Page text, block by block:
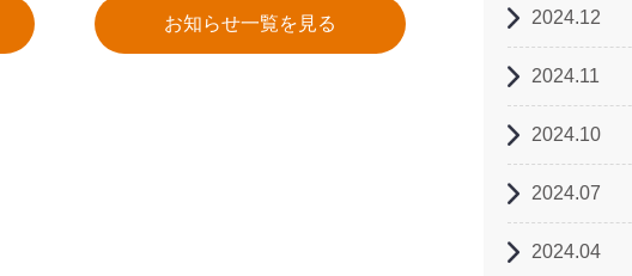
お知らせ一覧を見る 2024.12
2024.11
2024.10
2024.07
2024.04